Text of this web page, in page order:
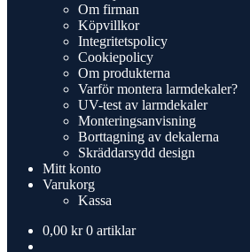
Om firman
Köpvillkor
Integritetspolicy
Cookiepolicy
Om produkterna
Varför montera larmdekaler?
UV-test av larmdekaler
Monteringsanvisning
Borttagning av dekalerna
Skräddarsydd design
Mitt konto
Varukorg
Kassa
0,00 kr 0 artiklar